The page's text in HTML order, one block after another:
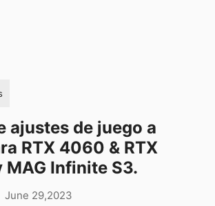
ajustes de juego a
RTX 4060 & RTX
Infinite S3.
June 29,2023